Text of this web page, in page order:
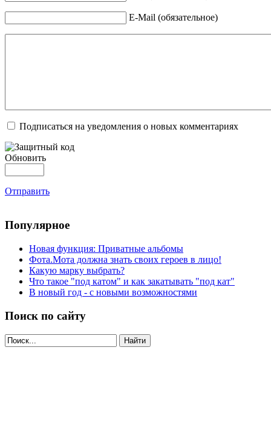
E-Mail (обязательное)
Подписаться на уведомления о новых комментариях
Обновить
Отправить
Популярное
Новая функция: Приватные альбомы
Фота.Мота должна знать своих героев в лицо!
Какую марку выбрать?
Что такое "под катом" и как закатывать "под кат"
В новый год - с новыми возможностями
Поиск по сайту
Найти